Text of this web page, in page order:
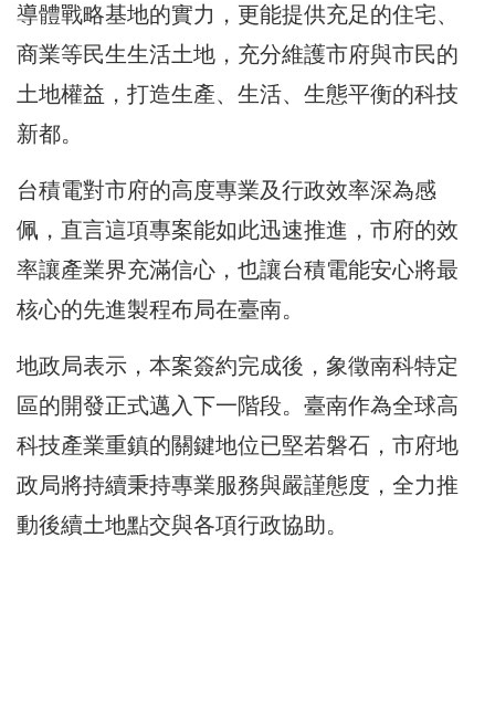
導體戰略基地的實力，更能提供充足的住宅、
商業等民生生活土地，充分維護市府與市民的
土地權益，打造生產、生活、生態平衡的科技
新都。
台積電對市府的高度專業及行政效率深為感
佩，直言這項專案能如此迅速推進，市府的效
率讓產業界充滿信心，也讓台積電能安心將最
核心的先進製程布局在臺南。
地政局表示，本案簽約完成後，象徵南科特定
區的開發正式邁入下一階段。臺南作為全球高
科技產業重鎮的關鍵地位已堅若磐石，市府地
政局將持續秉持專業服務與嚴謹態度，全力推
動後續土地點交與各項行政協助。